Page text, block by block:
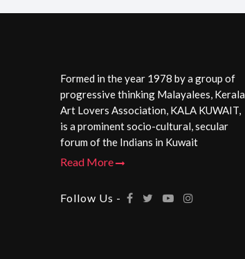
Formed in the year 1978 by a group of
progressive thinking Malayalees, Kerala
Art Lovers Association, KALA KUWAIT,
is a prominent socio-cultural, secular
forum of the Indians in Kuwait
Read More
Follow Us -